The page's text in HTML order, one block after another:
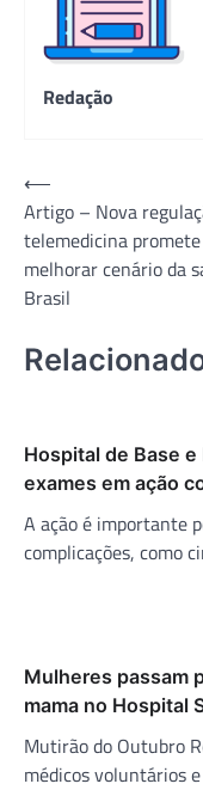
Redação
Navegação
de
Post
⟵
Artigo – Nova
telemedicina promete
melhorar cenário da
Brasil
Hospital de Base
exames em ação
A ação é importante
complicações, como
Mulheres passam
mama no Hospital
Mutirão do Outubro
médicos voluntários